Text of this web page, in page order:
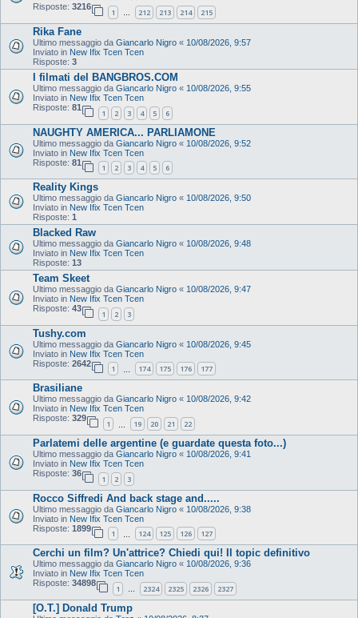
Risposte: 3216
1 … 212 213 214 215
Rika Fane
Ultimo messaggio da Giancarlo Nigro « 10/08/2026, 9:57
Inviato in New Ifix Tcen Tcen
Risposte: 3
I filmati del BANGBROS.COM
Ultimo messaggio da Giancarlo Nigro « 10/08/2026, 9:55
Inviato in New Ifix Tcen Tcen
Risposte: 81
1 2 3 4 5 6
NAUGHTY AMERICA... PARLIAMONE
Ultimo messaggio da Giancarlo Nigro « 10/08/2026, 9:52
Inviato in New Ifix Tcen Tcen
Risposte: 81
1 2 3 4 5 6
Reality Kings
Ultimo messaggio da Giancarlo Nigro « 10/08/2026, 9:50
Inviato in New Ifix Tcen Tcen
Risposte: 1
Blacked Raw
Ultimo messaggio da Giancarlo Nigro « 10/08/2026, 9:48
Inviato in New Ifix Tcen Tcen
Risposte: 13
Team Skeet
Ultimo messaggio da Giancarlo Nigro « 10/08/2026, 9:47
Inviato in New Ifix Tcen Tcen
Risposte: 43
1 2 3
Tushy.com
Ultimo messaggio da Giancarlo Nigro « 10/08/2026, 9:45
Inviato in New Ifix Tcen Tcen
Risposte: 2642
1 174 175 176 177
Brasiliane
Ultimo messaggio da Giancarlo Nigro « 10/08/2026, 9:42
Inviato in New Ifix Tcen Tcen
Risposte: 329
1 19 20 21 22
Parlatemi delle argentine (e guardate questa foto...)
Ultimo messaggio da Giancarlo Nigro « 10/08/2026, 9:41
Inviato in New Ifix Tcen Tcen
Risposte: 36
1 2 3
Rocco Siffredi And back stage and.....
Ultimo messaggio da Giancarlo Nigro « 10/08/2026, 9:38
Inviato in New Ifix Tcen Tcen
Risposte: 1899
1 124 125 126 127
Cerchi un film? Un'attrice? Chiedi qui! Il topic definitivo
Ultimo messaggio da Giancarlo Nigro « 10/08/2026, 9:36
Inviato in New Ifix Tcen Tcen
Risposte: 34898
1 … 2324 2325 2326 2327
[O.T.] Donald Trump